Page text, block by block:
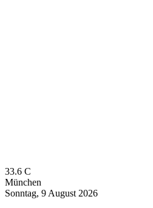
33.6 C
München
Sonntag, 9 August 2026